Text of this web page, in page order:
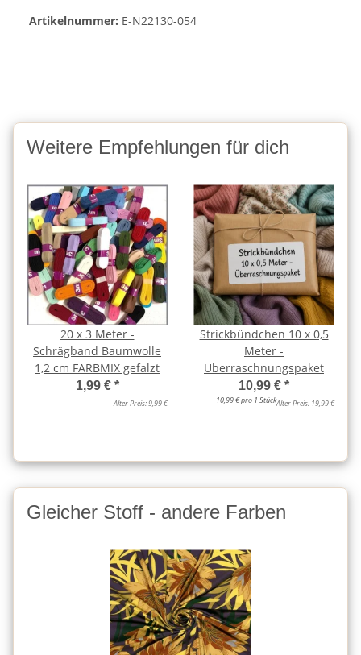
Artikelnummer: E-N22130-054
Weitere Empfehlungen für dich
20 x 3 Meter -
Schrägband Baumwolle
1,2 cm FARBMIX gefalzt
1,99 € *
Alter Preis:9,99 €
Strickbündchen 10 x 0,5
Meter -
Überraschnungspaket
10,99 € *
10,99 € pro 1 StückAlter Preis:19,99 €
Gleicher Stoff - andere Farben